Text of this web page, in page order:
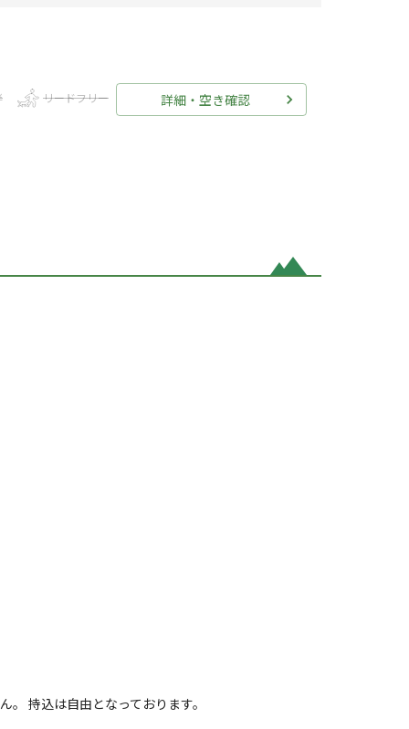
リードフリー 詳細・空き確認
持込は自由となっております。